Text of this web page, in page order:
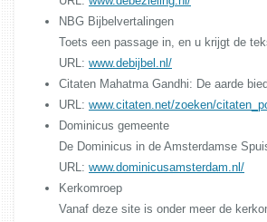
NBG Bijbelvertalingen
Toets een passage in, en u krijgt de
URL: www.debijbel.nl/
Citaten Mahatma Gandhi: De aarde
URL: www.citaten.net/zoeken/
Dominicus gemeente
De Dominicus in de Amsterdamse
URL: www.dominicusamsterdam.nl/
Kerkomroep
Vanaf deze site is onder meer de